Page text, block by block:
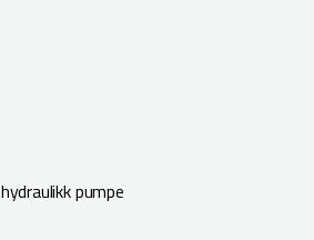
pumpe